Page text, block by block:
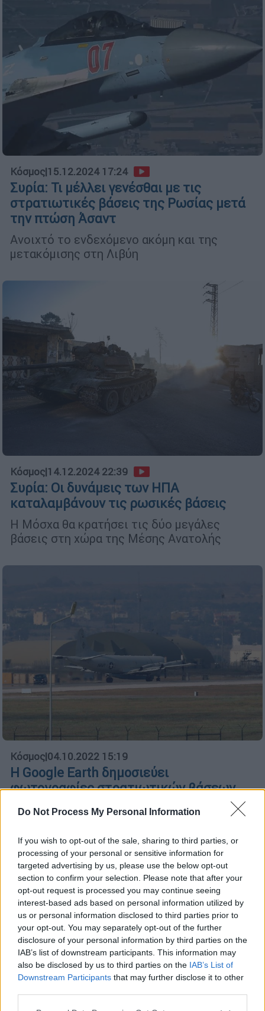
Do Not Process My Personal Information
If you wish to opt-out of the sale, sharing to third parties, or
processing of your personal or sensitive information for
targeted advertising by us, please use the below opt-out
section to confirm your selection. Please note that after your
opt-out request is processed you may continue seeing
interest-based ads based on personal information utilized by
us or personal information disclosed to third parties prior to
your opt-out. You may separately opt-out of the further
disclosure of your personal information by third parties on the
IAB’s list of downstream participants. This information may
also be disclosed by us to third parties on the IAB’s List of
Downstream Participants that may further disclose it to other
Κόσμος|15.12.2024 17:24
Συρία: Τι μέλλει γενέσθαι με τις
στρατιωτικές βάσεις της Ρωσίας μετά
την πτώση Άσαντ
Ανοιχτό το ενδεχόμενο ακόμη και της
μετακόμισης στη Λιβύη
Κόσμος|14.12.2024 22:39
Συρία: Οι δυνάμεις των ΗΠΑ
καταλαμβάνουν τις ρωσικές βάσεις
Η Μόσχα θα κρατήσει τις δύο μεγάλες
βάσεις στη χώρα της Μέσης Ανατολής
Κόσμος|04.10.2022 15:19
Η Google Earth δημοσιεύει
φωτογραφίες στρατιωτικών βάσεων
διαδίκτυο Google, δείχνει τις στρατιωτικές
βάσεις και τις εγκαταστάσεις της Τουρκίας
απροκάλυπτα, αναφέρει δημοσίευμα